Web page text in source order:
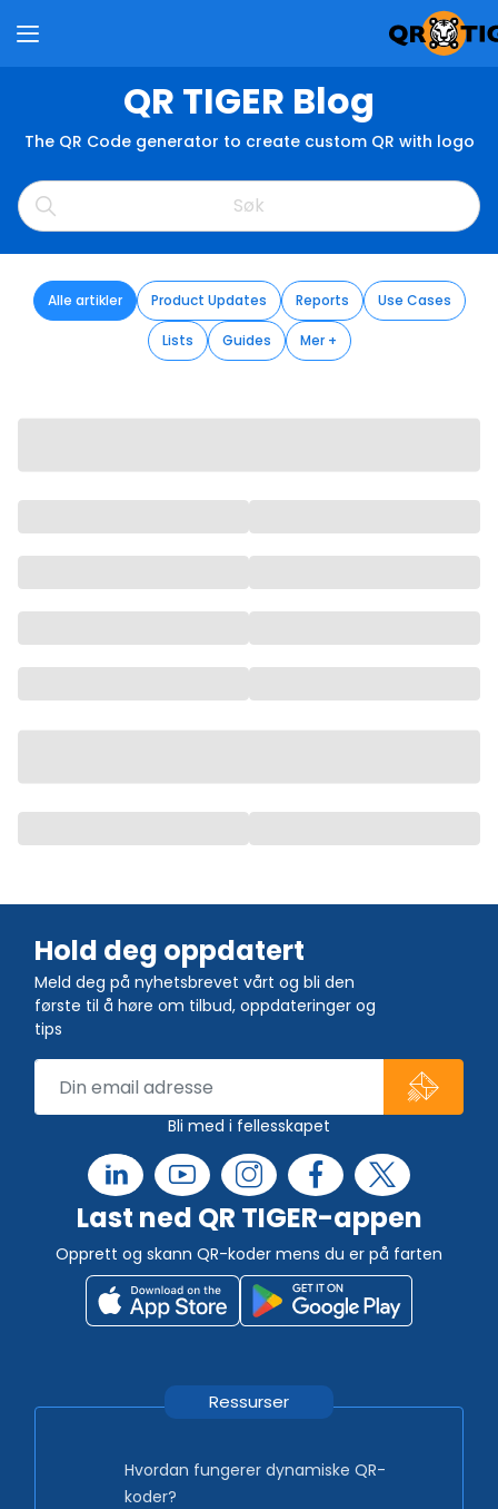
QR TIGER Blog
The QR Code generator to create custom QR with logo
Alle artikler Product Updates Reports Use Cases
Lists Guides Mer +
Hold deg oppdatert
Meld deg på nyhetsbrevet vårt og bli den
første til å høre om tilbud, oppdateringer og
tips
Bli med i fellesskapet
Last ned QR TIGER-appen
Opprett og skann QR-koder mens du er på farten
Ressurser
Hvordan fungerer dynamiske QR-
koder?